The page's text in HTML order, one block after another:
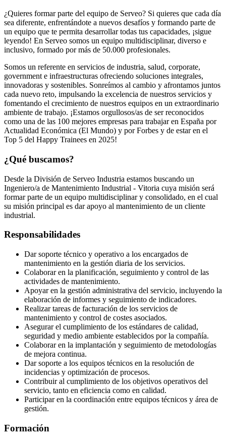
¿Quieres formar parte del equipo de Serveo? Si quieres que cada día
sea diferente, enfrentándote a nuevos desafíos y formando parte de
un equipo que te permita desarrollar todas tus capacidades, ¡sigue
leyendo! En Serveo somos un equipo multidisciplinar, diverso e
inclusivo, formado por más de 50.000 profesionales.
Somos un referente en servicios de industria, salud, corporate,
government e infraestructuras ofreciendo soluciones integrales,
innovadoras y sostenibles. Sonreímos al cambio y afrontamos juntos
cada nuevo reto, impulsando la excelencia de nuestros servicios y
fomentando el crecimiento de nuestros equipos en un extraordinario
ambiente de trabajo. ¡Estamos orgullosos/as de ser reconocidos
como una de las 100 mejores empresas para trabajar en España por
Actualidad Económica (El Mundo) y por Forbes y de estar en el
Top 5 del Happy Trainees en 2025!
¿Qué buscamos?
Desde la División de Serveo Industria estamos buscando un
Ingeniero/a de Mantenimiento Industrial - Vitoria cuya misión será
formar parte de un equipo multidisciplinar y consolidado, en el cual
su misión principal es dar apoyo al mantenimiento de un cliente
industrial.
Responsabilidades
Dar soporte técnico y operativo a los encargados de
mantenimiento en la gestión diaria de los servicios.
Colaborar en la planificación, seguimiento y control de las
actividades de mantenimiento.
Apoyar en la gestión administrativa del servicio, incluyendo la
elaboración de informes y seguimiento de indicadores.
Realizar tareas de facturación de los servicios de
mantenimiento y control de costes asociados.
Asegurar el cumplimiento de los estándares de calidad,
seguridad y medio ambiente establecidos por la compañía.
Colaborar en la implantación y seguimiento de metodologías
de mejora continua.
Dar soporte a los equipos técnicos en la resolución de
incidencias y optimización de procesos.
Contribuir al cumplimiento de los objetivos operativos del
servicio, tanto en eficiencia como en calidad.
Participar en la coordinación entre equipos técnicos y área de
gestión.
Formación